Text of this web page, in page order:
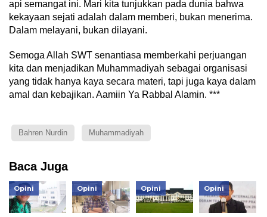
api semangat ini. Mari kita tunjukkan pada dunia bahwa
kekayaan sejati adalah dalam memberi, bukan menerima.
Dalam melayani, bukan dilayani.
Semoga Allah SWT senantiasa memberkahi perjuangan
kita dan menjadikan Muhammadiyah sebagai organisasi
yang tidak hanya kaya secara materi, tapi juga kaya dalam
amal dan kebajikan. Aamiin Ya Rabbal Alamin. ***
Bahren Nurdin Muhammadiyah
Baca Juga
Opini Opini Opini Opini